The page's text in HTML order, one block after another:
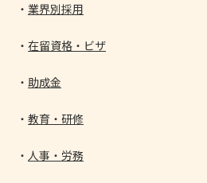
業界別採用
在留資格・ビザ
助成金
教育・研修
人事・労務